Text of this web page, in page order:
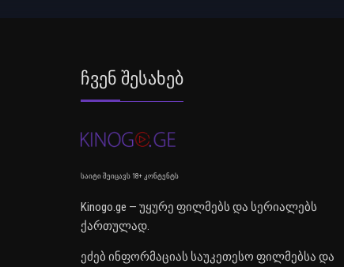
Ჩვენ Შესახებ
საიტი შეიცავს 18+ კონტენტს
Kinogo.ge — უყურე ფილმებს და სერიალებს
ქართულად.
ეძებ ინფორმაციას საუკეთესო ფილმებსა და